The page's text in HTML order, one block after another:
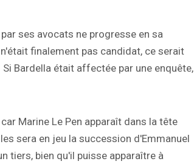
ses avocats ne progresse en sa
finalement pas candidat, ce serait
Bardella était affectée par une enquête,
Marine Le Pen apparaît dans la tête
sera en jeu la succession d'Emmanuel
tiers, bien qu'il puisse apparaître à